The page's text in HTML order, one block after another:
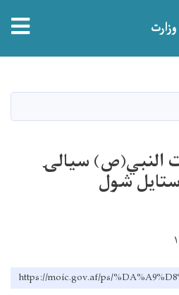
النبي(ص) سیالۍ
شول
https://moic.gov.af/ps/